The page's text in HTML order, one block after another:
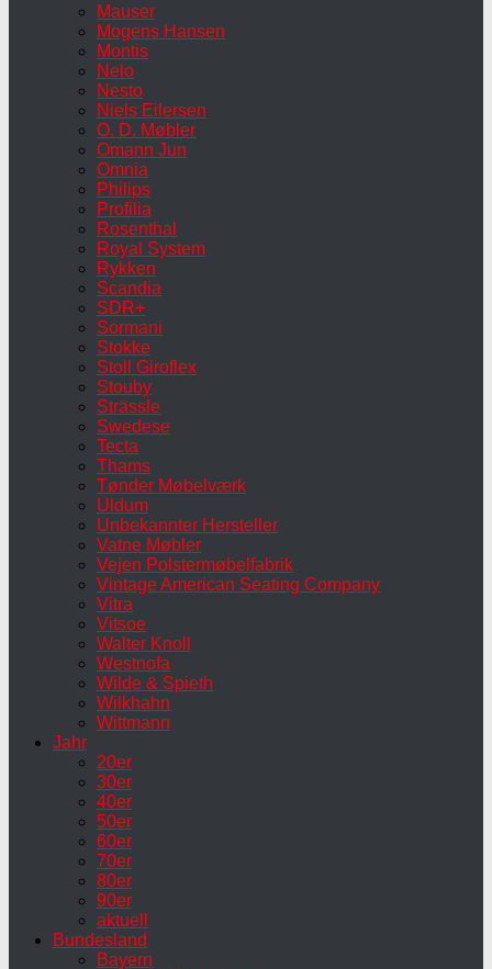
Mauser
Mogens Hansen
Montis
Nelo
Nesto
Niels Eilersen
O. D. Møbler
Omann Jun
Omnia
Philips
Profilia
Rosenthal
Royal System
Rykken
Scandia
SDR+
Sormani
Stokke
Stoll Giroflex
Stouby
Strässle
Swedese
Tecta
Thams
Tønder Møbelværk
Uldum
Unbekannter Hersteller
Vatne Møbler
Vejen Polstermøbelfabrik
Vintage American Seating Company
Vitra
Vitsoe
Walter Knoll
Westnofa
Wilde & Spieth
Wilkhahn
Wittmann
Jahr
20er
30er
40er
50er
60er
70er
80er
90er
aktuell
Bundesland
Bayern